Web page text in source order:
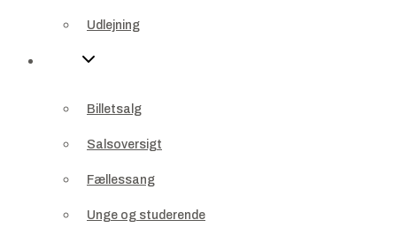
Fællessang
Unge og studerende
Frivillig
GDPR
Udlejning
Billetsalg
Salsoversigt
Fællessang
Unge og studerende